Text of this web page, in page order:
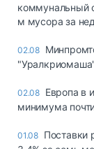
коммунальный
м мусора за
02.08
02.08 Европа в
минимума
01.08 Поставки